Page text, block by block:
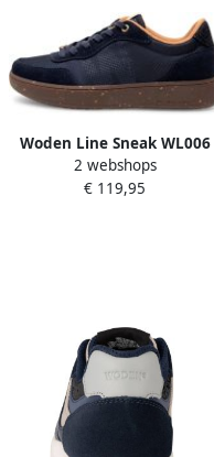
Woden Line Sneak WL006
009 dark navy donkerblauw
2 webshops
€ 119,95